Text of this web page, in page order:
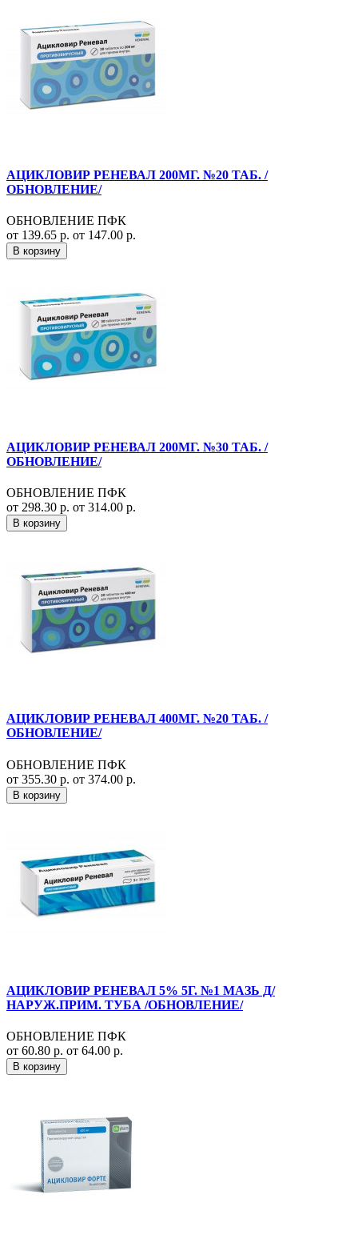
АЦИКЛОВИР РЕНЕВАЛ 200МГ. №20 ТАБ. /
ОБНОВЛЕНИЕ/
ОБНОВЛЕНИЕ ПФК
от 139.65 р. от 147.00 р.
В корзину
АЦИКЛОВИР РЕНЕВАЛ 200МГ. №30 ТАБ. /
ОБНОВЛЕНИЕ/
ОБНОВЛЕНИЕ ПФК
от 298.30 р. от 314.00 р.
В корзину
АЦИКЛОВИР РЕНЕВАЛ 400МГ. №20 ТАБ. /
ОБНОВЛЕНИЕ/
ОБНОВЛЕНИЕ ПФК
от 355.30 р. от 374.00 р.
В корзину
АЦИКЛОВИР РЕНЕВАЛ 5% 5Г. №1 МАЗЬ Д/
НАРУЖ.ПРИМ. ТУБА /ОБНОВЛЕНИЕ/
ОБНОВЛЕНИЕ ПФК
от 60.80 р. от 64.00 р.
В корзину